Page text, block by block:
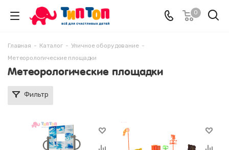
0
Главная - Каталог - Уличное оборудование -
Метеорологические площадки
Метеорологические площадки
Фильтр